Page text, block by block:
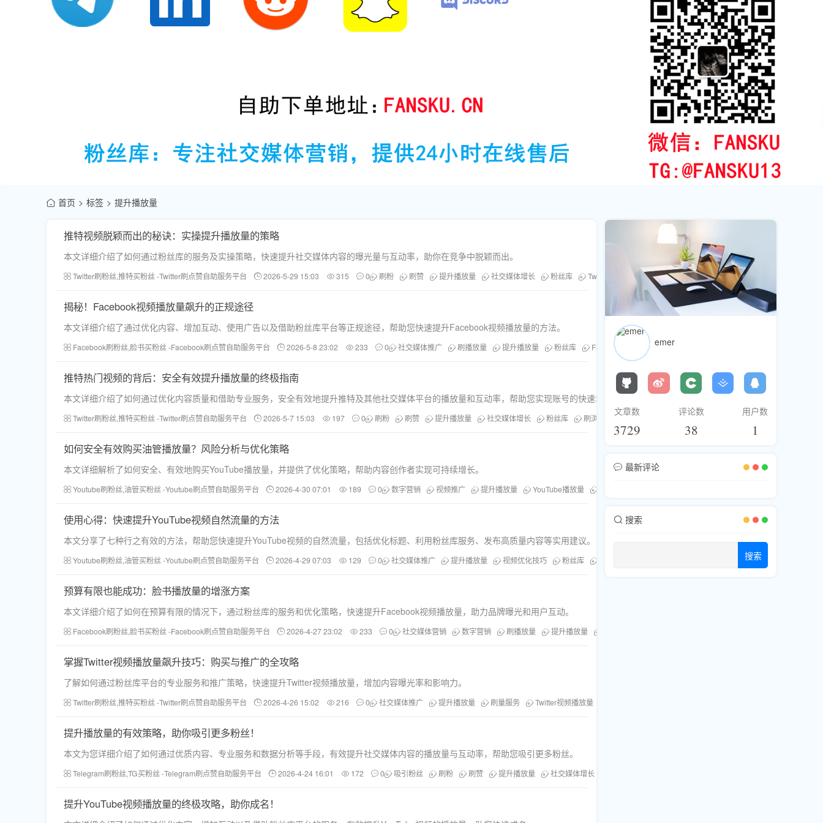
首页 标签 提升播放量
推特视频脱颖而出的秘诀：实操提升播放量的策略
本文详细介绍了如何通过粉丝库的服务及实操策略，快速提升社交媒体内容的曝光量与互动率，助你在竞争中脱颖而出。
Twitter刷粉丝,推特买粉丝 -Twitter刷点赞自助服务平台 2026-5-29 15:03 315 0 刷粉 刷赞 提升播放量 社交媒体增长 粉丝库 Twitter视频优化
揭秘！Facebook视频播放量飙升的正规途径
本文详细介绍了通过优化内容、增加互动、使用广告以及借助粉丝库平台等正规途径，帮助您快速提升Facebook视频播放量的方法。
Facebook刷粉丝,脸书买粉丝 -Facebook刷点赞自助服务平台 2026-5-8 23:02 233 0 社交媒体推广 刷播放量 提升播放量 粉丝库 Facebook视频播放量
推特热门视频的背后：安全有效提升播放量的终极指南
本文详细介绍了如何通过优化内容质量和借助专业服务，安全有效地提升推特及其他社交媒体平台的播放量和互动率，帮助您实现账号的快速增长。
Twitter刷粉丝,推特买粉丝 -Twitter刷点赞自助服务平台 2026-5-7 15:03 197 0 刷粉 刷赞 提升播放量 社交媒体增长 粉丝库 刷浏览 推特热门视频
如何安全有效购买油管播放量？风险分析与优化策略
本文详细解析了如何安全、有效地购买YouTube播放量，并提供了优化策略，帮助内容创作者实现可持续增长。
Youtube刷粉丝,油管买粉丝 -Youtube刷点赞自助服务平台 2026-4-30 07:01 189 0 数字营销 视频推广 提升播放量 YouTube播放量
使用心得：快速提升YouTube视频自然流量的方法
本文分享了七种行之有效的方法，帮助您快速提升YouTube视频的自然流量，包括优化标题、利用粉丝库服务、发布高质量内容等实用建议。
Youtube刷粉丝,油管买粉丝 -Youtube刷点赞自助服务平台 2026-4-29 07:03 129 0 社交媒体推广 提升播放量 视频优化技巧 粉丝库
预算有限也能成功：脸书播放量的增涨方案
本文详细介绍了如何在预算有限的情况下，通过粉丝库的服务和优化策略，快速提升Facebook视频播放量，助力品牌曝光和用户互动。
Facebook刷粉丝,脸书买粉丝 -Facebook刷点赞自助服务平台 2026-4-27 23:02 233 0 社交媒体营销 数字营销 刷播放量 提升播放量
掌握Twitter视频播放量飙升技巧：购买与推广的全攻略
了解如何通过粉丝库平台的专业服务和推广策略，快速提升Twitter视频播放量，增加内容曝光率和影响力。
Twitter刷粉丝,推特买粉丝 -Twitter刷点赞自助服务平台 2026-4-26 15:02 216 0 社交媒体推广 提升播放量 刷量服务 Twitter视频播放量
提升播放量的有效策略，助你吸引更多粉丝！
本文为您详细介绍了如何通过优质内容、专业服务和数据分析等手段，有效提升社交媒体内容的播放量与互动率，帮助您吸引更多粉丝。
Telegram刷粉丝,TG买粉丝 -Telegram刷点赞自助服务平台 2026-4-24 16:01 172 0 吸引粉丝 刷粉 刷赞 提升播放量 社交媒体增长
提升YouTube视频播放量的终极攻略，助你成名！
emer
文章数
3729
评论数
38
用户数
1
最新评论
搜索
搜索